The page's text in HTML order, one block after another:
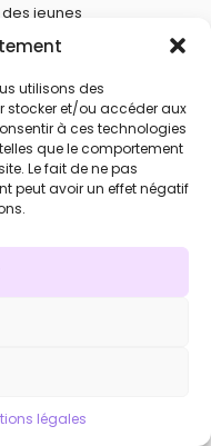
utilisons des
stocker et/ou accéder aux
à ces technologies
que le comportement
Le fait de ne pas
peut avoir un effet négatif
légales
jeunes